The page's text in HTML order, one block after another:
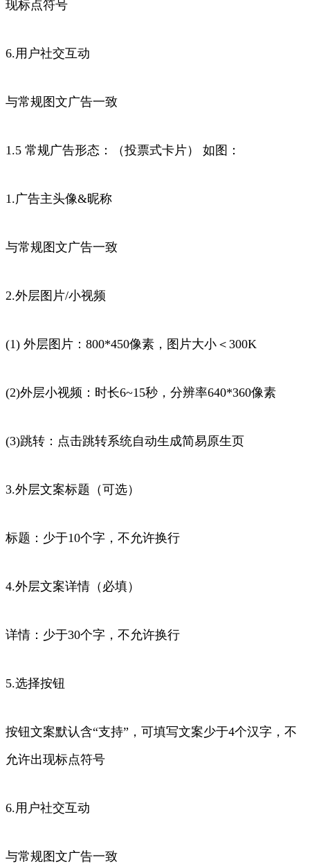
现标点符号
6.用户社交互动
与常规图文广告一致
1.5 常规广告形态：（投票式卡片） 如图：
1.广告主头像&昵称
与常规图文广告一致
2.外层图片/小视频
(1) 外层图片：800*450像素，图片大小＜300K
(2)外层小视频：时长6~15秒，分辨率640*360像素
(3)跳转：点击跳转系统自动生成简易原生页
3.外层文案标题（可选）
标题：少于10个字，不允许换行
4.外层文案详情（必填）
详情：少于30个字，不允许换行
5.选择按钮
按钮文案默认含“支持”，可填写文案少于4个汉字，不
允许出现标点符号
6.用户社交互动
与常规图文广告一致